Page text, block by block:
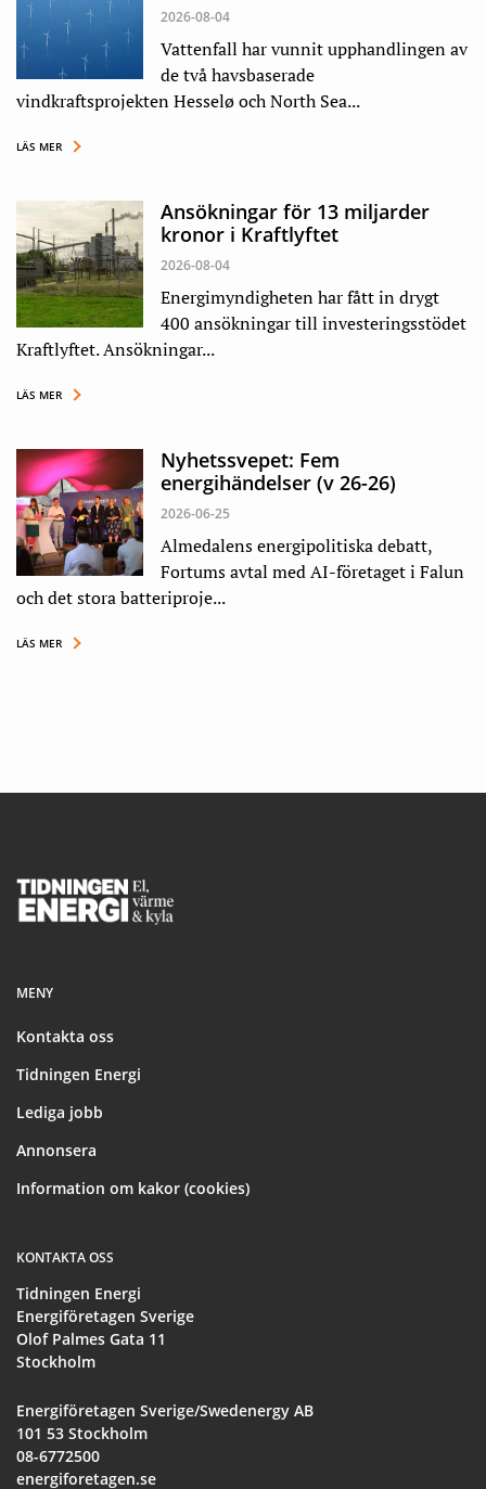
2026-08-04
Vattenfall har vunnit upphandlingen av
de två havsbaserade
vindkraftsprojekten Hesselø och North Sea...
LÄS MER
Ansökningar för 13 miljarder
kronor i Kraftlyftet
2026-08-04
Energimyndigheten har fått in drygt
400 ansökningar till investeringsstödet
Kraftlyftet. Ansökningar...
LÄS MER
Nyhetssvepet: Fem
energihändelser (v 26-26)
2026-06-25
Almedalens energipolitiska debatt,
Fortums avtal med AI-företaget i Falun
och det stora batteriproje...
LÄS MER
Footer
MENY
Kontakta oss
Tidningen Energi
Lediga jobb
Annonsera
Information om kakor (cookies)
KONTAKTA OSS
Tidningen Energi
Energiföretagen Sverige
Olof Palmes Gata 11
Stockholm
Energiföretagen Sverige/Swedenergy AB
101 53 Stockholm
08-6772500
energiforetagen.se